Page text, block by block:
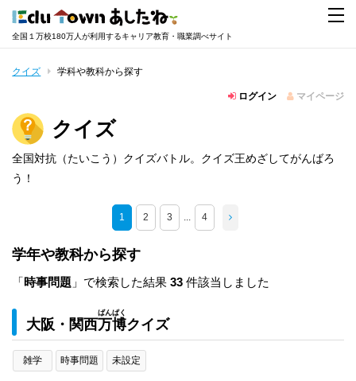
全国１万校180万人が利用するキャリア教育・職業調べサイト
クイズ 学科や教科から探す
ログイン マイページ
クイズ
全国対抗（たいこう）クイズバトル。クイズ王めざしてがんばろ
う！
1 2 3 ... 4
学年や教科から探す
「時事問題 」で検索した結果33 件該当しました
大阪・関西万
ばん
博
ぱく
クイズ
雑学 時事問題 未設定